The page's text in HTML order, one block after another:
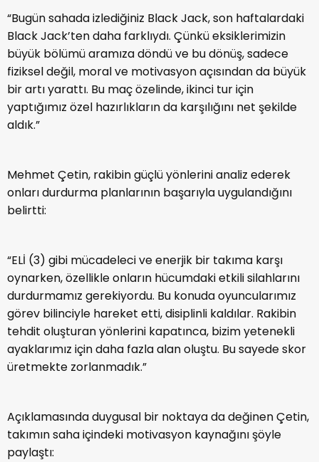
“Bugün sahada izlediğiniz Black Jack, son haftalardaki
Black Jack’ten daha farklıydı. Çünkü eksiklerimizin
büyük bölümü aramıza döndü ve bu dönüş, sadece
fiziksel değil, moral ve motivasyon açısından da büyük
bir artı yarattı. Bu maç özelinde, ikinci tur için
yaptığımız özel hazırlıkların da karşılığını net şekilde
aldık.”
Mehmet Çetin, rakibin güçlü yönlerini analiz ederek
onları durdurma planlarının başarıyla uygulandığını
belirtti:
“ELİ (3) gibi mücadeleci ve enerjik bir takıma karşı
oynarken, özellikle onların hücumdaki etkili silahlarını
durdurmamız gerekiyordu. Bu konuda oyuncularımız
görev bilinciyle hareket etti, disiplinli kaldılar. Rakibin
tehdit oluşturan yönlerini kapatınca, bizim yetenekli
ayaklarımız için daha fazla alan oluştu. Bu sayede skor
üretmekte zorlanmadık.”
Açıklamasında duygusal bir noktaya da değinen Çetin,
takımın saha içindeki motivasyon kaynağını şöyle
paylaştı: